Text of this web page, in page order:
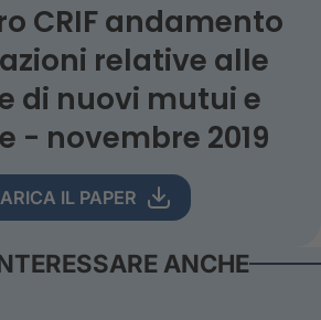
CRIF andamento
relative alle
di nuovi mutui e
- novembre 2019
IL PAPER
ANCHE